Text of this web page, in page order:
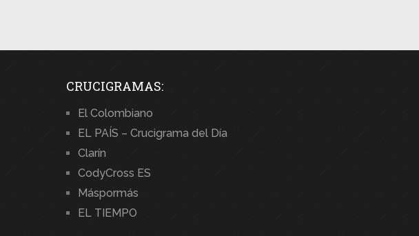
CRUCIGRAMAS:
El Colombiano
EL PAÍS – Crucigrama del Día
Clarín
CodyCross ES
Máspormás
EL TIEMPO